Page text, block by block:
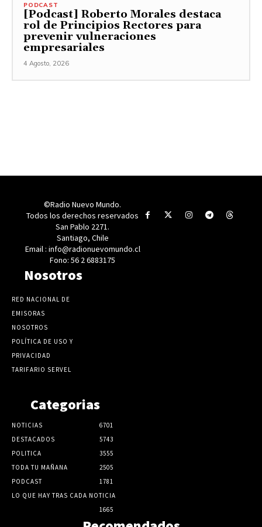
PODCAST
[Podcast] Roberto Morales destaca
rol de Principios Rectores para
prevenir vulneraciones
empresariales
4 Agosto, 2026
©Radio Nuevo Mundo.
Todos los derechos reservados
San Pablo 2271.
Santiago, Chile
Email : info@radionuevomundo.cl
Fono: 56 2 6883175
Nosotros
RED NACIONAL DE
EMISORAS
NOSOTROS
POLÍTICA DE USO Y
PRIVACIDAD
TARIFARIO SERVEL
Categorias
NOTICIAS
6701
DESTACADOS
5743
POLITICA
3555
TODA TU MAÑANA
2505
PODCAST
1781
LO QUE HAY TRAS CADA NOTICIA
1665